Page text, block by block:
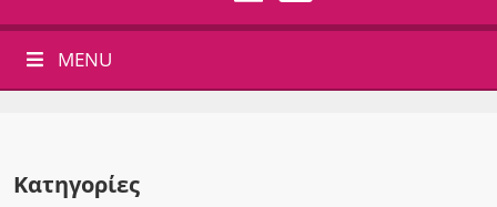
MENU
Κατηγορίες